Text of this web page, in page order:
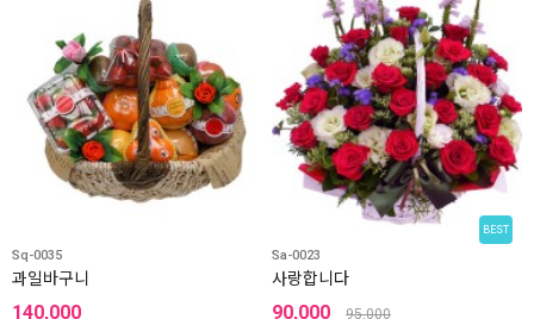
Sq-0035
과일바구니
140,000
BEST
Sa-0023
사랑합니다
90,000 95,000